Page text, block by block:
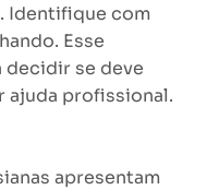
Identifique com
Esse
decidir se deve
ajuda profissional.
apresentam